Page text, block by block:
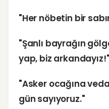
"Her nöbetin bir
"Şanlı bayrağın
yap, biz arkandayız!"
"Asker ocağına
gün sayıyoruz."